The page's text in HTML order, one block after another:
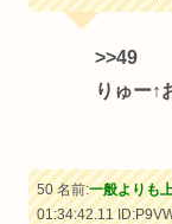
>>49
りゅー↑
50 名前:一般よりも
01:34:42.11